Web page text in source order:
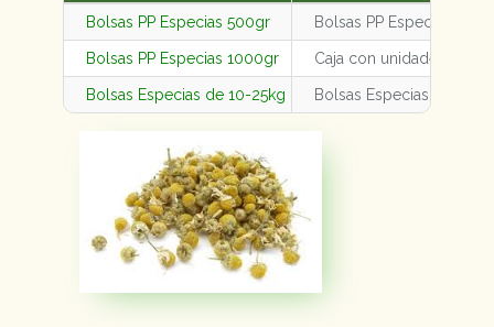
Bolsas PP Especias 500gr Bolsas PP Especias
Bolsas PP Especias 1000gr Caja con unidades
Bolsas Especias de 10-25kg Bolsas Especias de 10-